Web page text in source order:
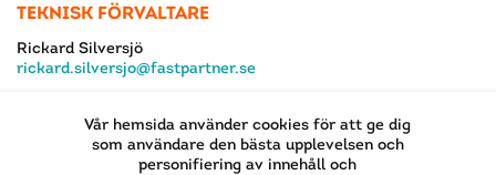
TEKNISK FÖRVALTARE
Rickard Silversjö
rickard.silversjo@fastpartner.se
Vår hemsida använder cookies för att ge dig
som användare den bästa upplevelsen och
personifiering av innehåll och